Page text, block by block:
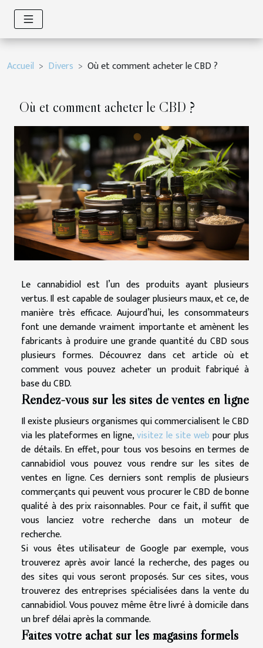
Accueil Divers Où et comment acheter le CBD ?
Où et comment acheter le CBD ?
Le cannabidiol est l’un des produits ayant plusieurs
vertus. Il est capable de soulager plusieurs maux, et ce, de
manière très efficace. Aujourd’hui, les consommateurs
font une demande vraiment importante et amènent les
fabricants à produire une grande quantité du CBD sous
plusieurs formes. Découvrez dans cet article où et
comment vous pouvez acheter un produit fabriqué à
base du CBD.
Rendez-vous sur les sites de ventes en ligne
Il existe plusieurs organismes qui commercialisent le CBD
via les plateformes en ligne,visitez le site web pour plus
de détails. En effet, pour tous vos besoins en termes de
cannabidiol vous pouvez vous rendre sur les sites de
ventes en ligne. Ces derniers sont remplis de plusieurs
commerçants qui peuvent vous procurer le CBD de bonne
qualité à des prix raisonnables. Pour ce fait, il suffit que
vous lanciez votre recherche dans un moteur de
recherche.
Si vous êtes utilisateur de Google par exemple, vous
trouverez après avoir lancé la recherche, des pages ou
des sites qui vous seront proposés. Sur ces sites, vous
trouverez des entreprises spécialisées dans la vente du
cannabidiol. Vous pouvez même être livré à domicile dans
un bref délai après la commande.
Faites votre achat sur les magasins formels